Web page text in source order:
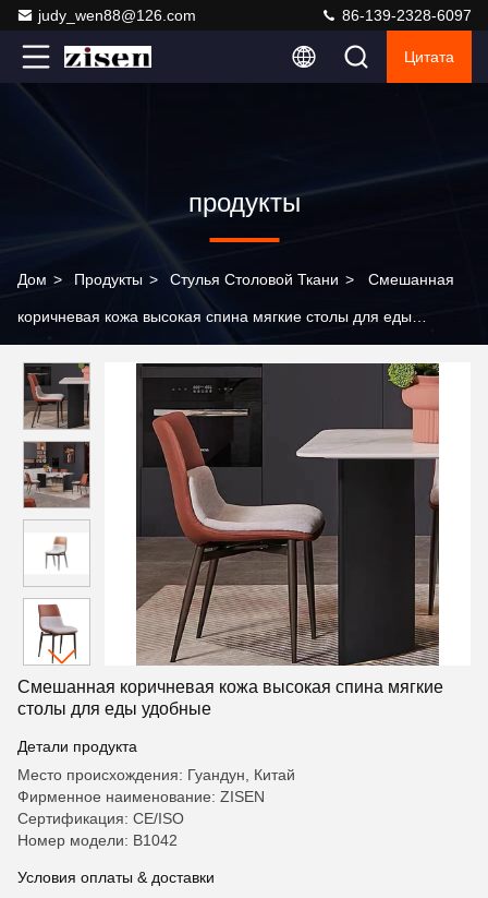
judy_wen88@126.com 86-139-2328-6097
Цитата
продукты
Дом > Продукты > Стулья Столовой Ткани > Смешанная
коричневая кожа высокая спина мягкие столы для еды
Смешанная коричневая кожа высокая спина мягкие
столы для еды удобные
Детали продукта
Место происхождения: Гуандун, Китай
Фирменное наименование: ZISEN
Сертификация: CE/ISO
Номер модели: B1042
Условия оплаты & доставки